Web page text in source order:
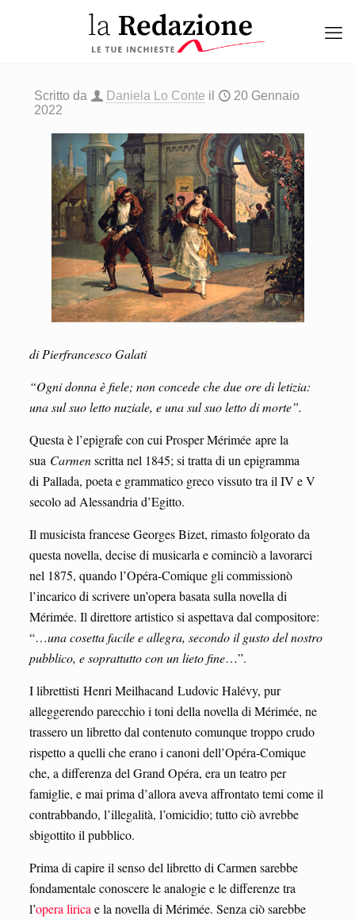
Scritto da Daniela Lo Conte il
20 Gennaio
2022
di Pierfrancesco Galati
“Ogni donna è fiele; non concede che due ore di letizia:
una sul suo letto nuziale, e una sul suo letto di morte”.
Questa è l’epigrafe con cui Prosper Mérimée apre la
sua Carmenscritta nel 1845; si tratta di un epigramma
di Pallada, poeta e grammatico greco vissuto tra il IV e V
secolo ad Alessandria d’Egitto.
Il musicista francese Georges Bizet, rimasto folgorato da
questa novella, decise di musicarla e cominciò a lavorarci
nel 1875, quando l’Opéra-Comique gli commissionò
l’incarico di scrivere un’opera basata sulla novella di
Mérimée. Il direttore artistico si aspettava dal compositore:
“…una cosetta facile e allegra, secondo il gusto del nostro
pubblico, e soprattutto con un lieto fine…”.
I librettisti Henri Meilhacand Ludovic Halévy, pur
alleggerendo parecchio i toni della novella di Mérimée, ne
trassero un libretto dal contenuto comunque troppo crudo
rispetto a quelli che erano i canoni dell’Opéra-Comique
che, a differenza del Grand Opéra, era un teatro per
famiglie, e mai prima d’allora aveva affrontato temi come il
contrabbando, l’illegalità, l’omicidio; tutto ciò avrebbe
sbigottito il pubblico.
Prima di capire il senso del libretto di Carmen sarebbe
fondamentale conoscere le analogie e le differenze tra
l’opera lirica e la novella di Mérimée. Senza ciò sarebbe